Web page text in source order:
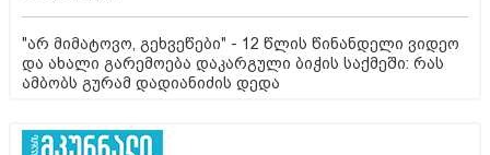
"არ მიმატოვო, გეხვეწები" - 12 წლის წინანდელი ვიდეო
და ახალი გარემოება დაკარგული ბიჭის საქმეში: რას
ამბობს გურამ დადიანიძის დედა